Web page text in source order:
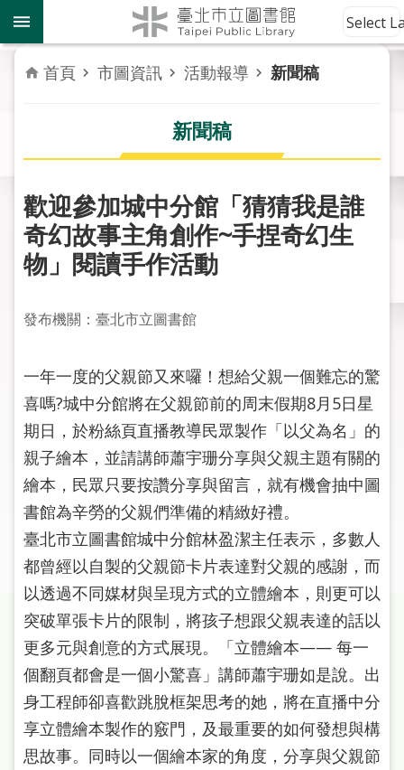
跳到主要內容區塊
到
館
資
訊
者
務
活
動
報
於
市
圖
線
上
申
請
常
見
問
答
加
入
市
圖
Select
首頁 市圖資訊 活動報導 新聞稿
新聞稿
歡迎參加城中分館「猜猜我是誰
奇幻故事主角創作~手捏奇幻生
物」閱讀手作活動
發布機關：臺北市立圖書館
一年一度的父親節又來囉！想給父親一個難忘的驚
喜嗎?城中分館將在父親節前的周末假期8月5日星
期日，於粉絲頁直播教導民眾製作「以父為名」的
親子繪本，並請講師蕭宇珊分享與父親主題有關的
繪本，民眾只要按讚分享與留言，就有機會抽中圖
書館為辛勞的父親們準備的精緻好禮。
臺北市立圖書館城中分館林盈潔主任表示，多數人
都曾經以自製的父親節卡片表達對父親的感謝，而
以透過不同媒材與呈現方式的立體繪本，則更可以
突破單張卡片的限制，將孩子想跟父親表達的話以
更多元與創意的方式展現。「立體繪本—— 每一
個翻頁都會是一個小驚喜」講師蕭宇珊如是說。出
身工程師卻喜歡跳脫框架思考的她，將在直播中分
享立體繪本製作的竅門，及最重要的如何發想與構
思故事。同時以一個繪本家的角度，分享與父親節